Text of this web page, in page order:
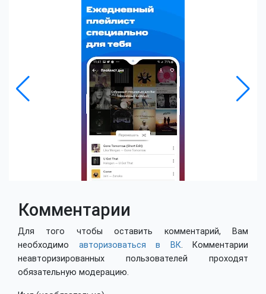
Комментарии
Для того чтобы оставить комментарий, Вам
необходимо авторизоваться в ВК. Комментарии
неавторизированных пользователей проходят
обязательную модерацию.